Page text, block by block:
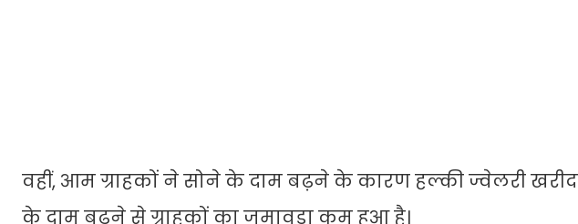
वहीं, आम ग्राहकों ने सोने के दाम बढ़ने के कारण हल्की ज्वेलरी
के दाम बढ़ने से ग्राहकों का जमावड़ा कम हुआ है।